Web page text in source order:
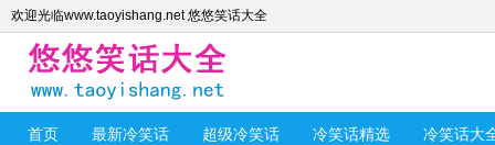
欢迎光临www.taoyishang.net 悠悠笑话大全
首页 最新冷笑话 超级冷笑话 冷笑话精选 冷笑话大